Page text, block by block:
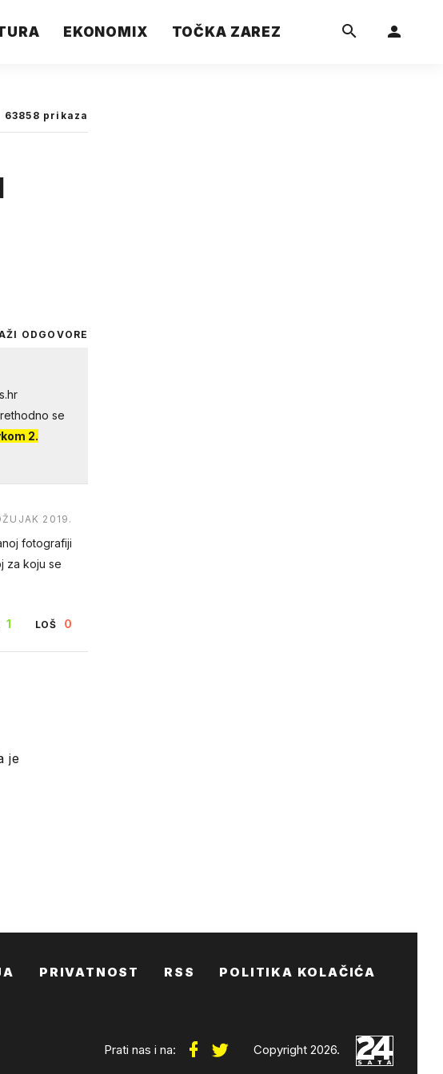
EKONOMIX TOČKA ZAREZ
63858 prikaza
ODGOVORE
se
2.
2019.
fotografiji
za koju se
1 LOŠ 0
je
PRIVATNOST RSS POLITIKA KOLAČIĆA
Prati nas i na: Copyright 2026.